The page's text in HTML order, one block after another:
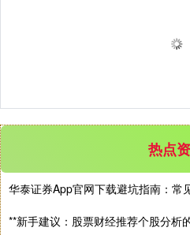
热点
华泰证券App官网下载避坑指南：常
**新手建议：股票财经推荐个股分析